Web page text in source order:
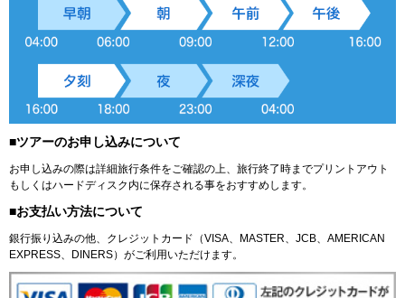
■ツアーのお申し込みについて
お申し込みの際は詳細旅行条件をご確認の上、旅行終了時までプリントアウト
もしくはハードディスク内に保存される事をおすすめします。
■お支払い方法について
銀行振り込みの他、クレジットカード（VISA、MASTER、JCB、AMERICAN
EXPRESS、DINERS）がご利用いただけます。